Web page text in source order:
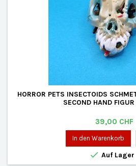
HORROR PETS INSECTOIDS
SECOND HAND
Preis
39,00 CHF
In den Warenkorb
 Auf Lager